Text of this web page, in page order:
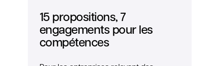
15 propositions, 7
engagements pour les
compétences